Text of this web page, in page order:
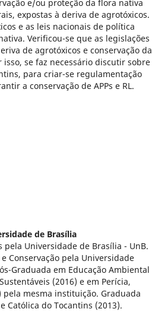
e/ou proteção da flora nativa
expostas à deriva de agrotóxicos.
e as leis nacionais de política
Verificou-se que as legislações
de agrotóxicos e conservação da
se faz necessário discutir sobre
para criar-se regulamentação
a conservação de APPs e RL.
de Brasília
Universidade de Brasília - UnB.
Conservação pela Universidade
Graduada em Educação Ambiental
(2016) e em Perícia,
mesma instituição. Graduada
Católica do Tocantins (2013).